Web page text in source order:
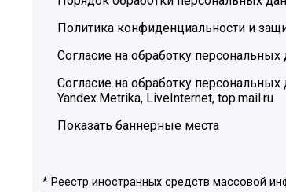
Политика конфиденциальности и
Согласие на обработку
Согласие на обработку
Yandex.Metrika, LiveInternet, top.mail.ru
Показать баннерные места
* Реестр иностранных средств массовой